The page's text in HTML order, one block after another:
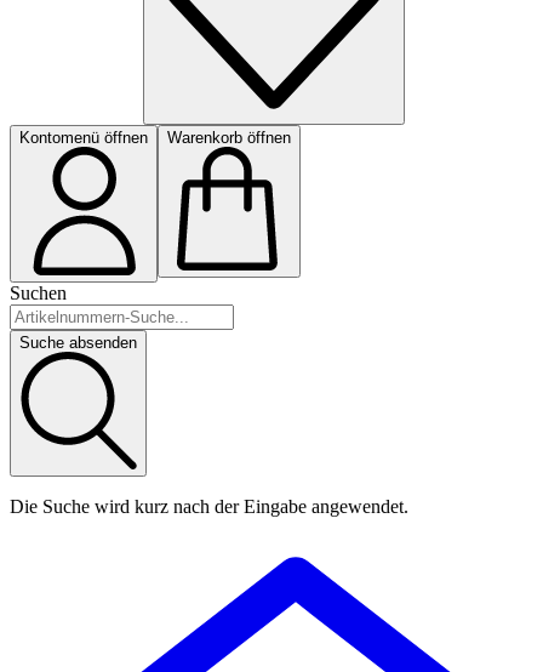
Kontomenü öffnen Warenkorb öffnen
Suchen
Suche absenden
Die Suche wird kurz nach der Eingabe angewendet.